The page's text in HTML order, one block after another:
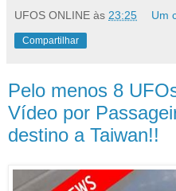
UFOS ONLINE às 23:25 Um
Compartilhar
Pelo menos 8
Vídeo por
destino a Taiwan!!